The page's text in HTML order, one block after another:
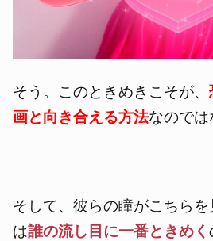
そう。このときめきこそが、
画と向き合える方法なのでは
そして、彼らの瞳がこちらを
は誰の流し目に一番ときめく